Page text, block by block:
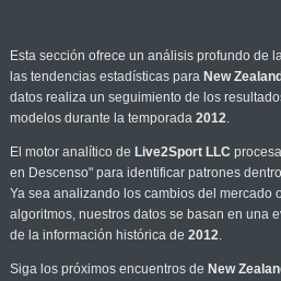
Esta sección ofrece un análisis profundo de
las tendencias estadísticas para New
datos realiza un seguimiento de los
modelos durante la temporada 2012.
El motor analítico de Live2Sport LLC
en Descenso" para identificar patrones
Ya sea analizando los cambios del mercado
algoritmos, nuestros datos se basan en una
de la información histórica de 2012.
Siga los próximos encuentros de New